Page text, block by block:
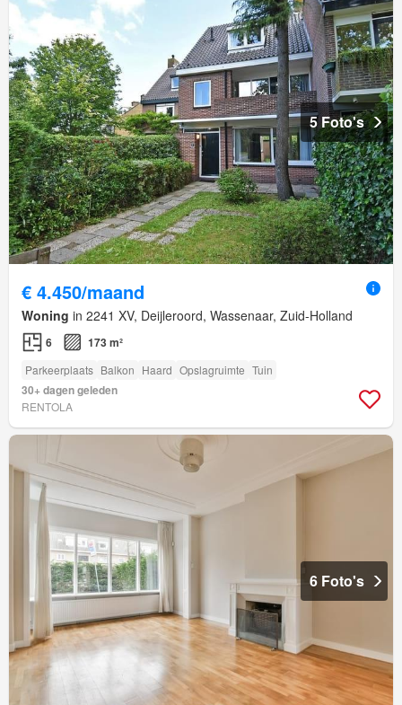
5 Foto's
€ 4.450/maand
Woning in 2241 XV, Deijleroord, Wassenaar, Zuid-Holland
6 173 m²
Parkeerplaats Balkon Haard Opslagruimte Tuin
30+ dagen geleden
RENTOLA
6 Foto's